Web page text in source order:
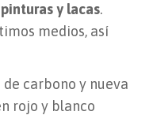
y lacas.
medios, así